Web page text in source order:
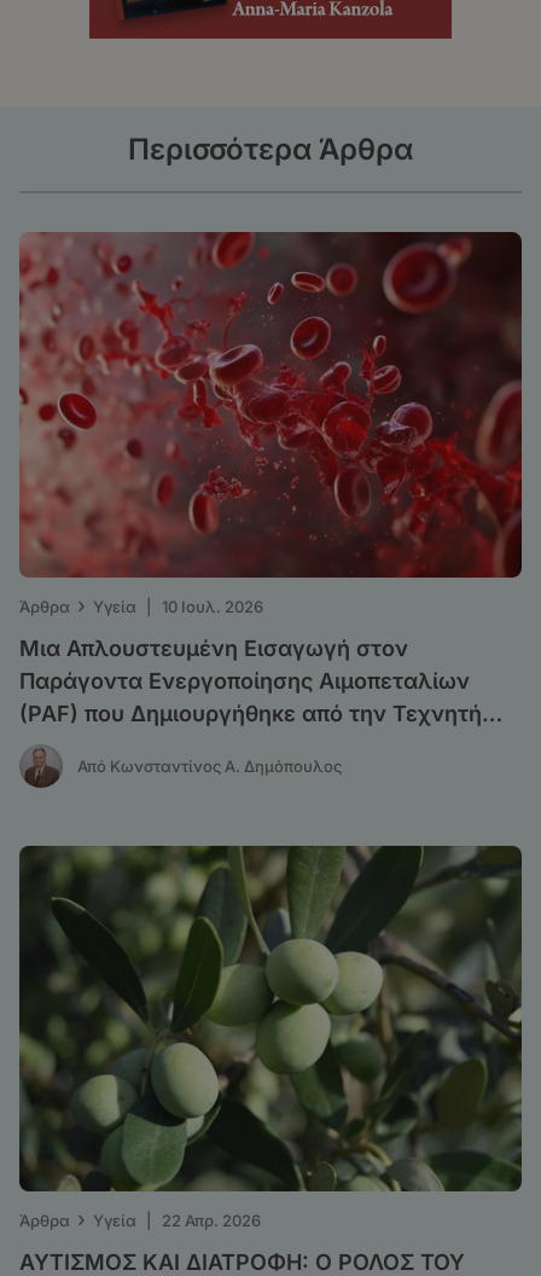
Περισσότερα Άρθρα
Άρθρα › Υγεία 10 Ιουλ. 2026
Μια Απλουστευμένη Εισαγωγή στον
Παράγοντα Ενεργοποίησης Αιμοπεταλίων
(PAF) που Δημιουργήθηκε από την Τεχνητή
Νοημοσύνη για το Ευρύ Κοινό, αλλά και για
τους Επιστήμονες
Από Κωνσταντίνος Α. Δημόπουλος
Άρθρα › Υγεία 22 Απρ. 2026
ΑΥΤΙΣΜΟΣ ΚΑΙ ΔΙΑΤΡΟΦΗ: Ο ΡΟΛΟΣ ΤΟΥ